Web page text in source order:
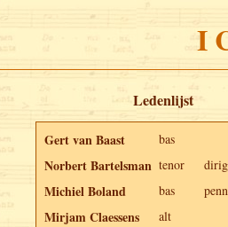
I
Ledenlijst
Gert van Baast bas
Norbert Bartelsman tenor
Michiel Boland bas
Mirjam Claessens alt